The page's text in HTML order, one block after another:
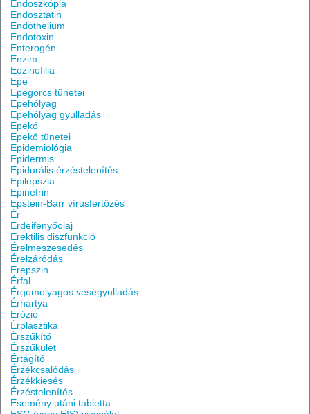
Endoszkópia
Endosztatin
Endothelium
Endotoxin
Enterogén
Enzim
Eozinofilia
Epe
Epegörcs tünetei
Epehólyag
Epehólyag gyulladás
Epekő
Epekő tünetei
Epidemiológia
Epidermis
Epidurális érzéstelenítés
Epilepszia
Epinefrin
Epstein-Barr vírusfertőzés
Ér
Erdeifenyőolaj
Erektilis diszfunkció
Érelmeszesedés
Érelzáródás
Erepszin
Érfal
Érgomolyagos vesegyulladás
Érhártya
Erózió
Érplasztika
Érszűkítő
Érszűkület
Értágító
Érzékcsalódás
Érzékkiesés
Érzéstelenítés
Esemény utáni tabletta